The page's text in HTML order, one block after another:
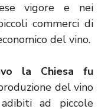
vigore e nei
commerci di
del vino.
la Chiesa fu
del vino
ad piccole